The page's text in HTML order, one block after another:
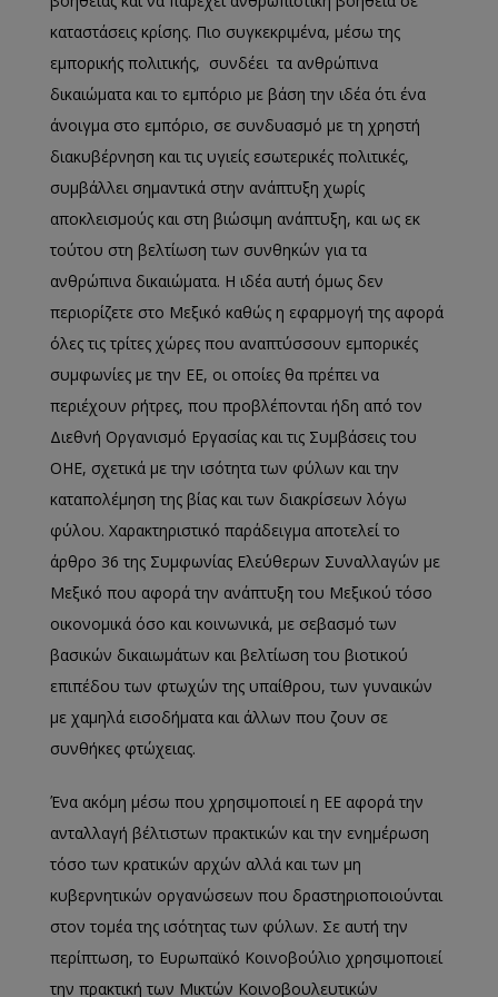
καταστάσεις κρίσης. Πιο συγκεκριμένα, μέσω της
εμπορικής πολιτικής, συνδέει τα ανθρώπινα
δικαιώματα και το εμπόριο με βάση την ιδέα ότι ένα
άνοιγμα στο εμπόριο, σε συνδυασμό με τη χρηστή
διακυβέρνηση και τις υγιείς εσωτερικές πολιτικές,
συμβάλλει σημαντικά στην ανάπτυξη χωρίς
αποκλεισμούς και στη βιώσιμη ανάπτυξη, και ως εκ
τούτου στη βελτίωση των συνθηκών για τα
ανθρώπινα δικαιώματα. Η ιδέα αυτή όμως δεν
περιορίζετε στο Μεξικό καθώς η εφαρμογή της αφορά
όλες τις τρίτες χώρες που αναπτύσσουν εμπορικές
συμφωνίες με την ΕΕ, οι οποίες θα πρέπει να
περιέχουν ρήτρες, που προβλέπονται ήδη από τον
Διεθνή Οργανισμό Εργασίας και τις Συμβάσεις του
ΟΗΕ, σχετικά με την ισότητα των φύλων και την
καταπολέμηση της βίας και των διακρίσεων λόγω
φύλου. Χαρακτηριστικό παράδειγμα αποτελεί το
άρθρο 36 της Συμφωνίας Ελεύθερων Συναλλαγών με
Μεξικό που αφορά την ανάπτυξη του Μεξικού τόσο
οικονομικά όσο και κοινωνικά, με σεβασμό των
βασικών δικαιωμάτων και βελτίωση του βιοτικού
επιπέδου των φτωχών της υπαίθρου, των γυναικών
με χαμηλά εισοδήματα και άλλων που ζουν σε
συνθήκες φτώχειας.
Ένα ακόμη μέσω που χρησιμοποιεί η ΕΕ αφορά την
ανταλλαγή βέλτιστων πρακτικών και την ενημέρωση
τόσο των κρατικών αρχών αλλά και των μη
κυβερνητικών οργανώσεων που δραστηριοποιούνται
στον τομέα της ισότητας των φύλων. Σε αυτή την
περίπτωση, το Ευρωπαϊκό Κοινοβούλιο χρησιμοποιεί
την πρακτική των Μικτών Κοινοβουλευτικών